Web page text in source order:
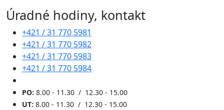
Úradné hodiny, kontakt
+421 / 31 770 5981
+421 / 31 770 5982
+421 / 31 770 5983
+421 / 31 770 5984
PO: 8.00 - 11.30 / 12.30 - 15.00
UT: 8.00 - 11.30 / 12.30 - 15.00